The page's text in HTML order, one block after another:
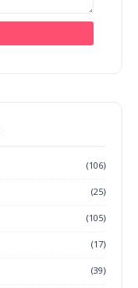
(106)
(25)
(105)
(17)
(39)